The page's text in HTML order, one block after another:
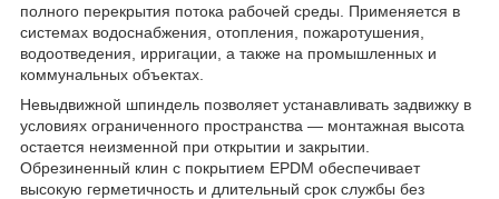
полного перекрытия потока рабочей среды. Применяется в
системах водоснабжения, отопления, пожаротушения,
водоотведения, ирригации, а также на промышленных и
коммунальных объектах.
Невыдвижной шпиндель позволяет устанавливать задвижку в
условиях ограниченного пространства — монтажная высота
остается неизменной при открытии и закрытии.
Обрезиненный клин с покрытием EPDM обеспечивает
высокую герметичность и длительный срок службы без